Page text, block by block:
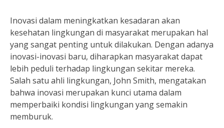
Inovasi dalam meningkatkan kesadaran akan
kesehatan lingkungan di masyarakat merupakan hal
yang sangat penting untuk dilakukan. Dengan adanya
inovasi-inovasi baru, diharapkan masyarakat dapat
lebih peduli terhadap lingkungan sekitar mereka.
Salah satu ahli lingkungan, John Smith, mengatakan
bahwa inovasi merupakan kunci utama dalam
memperbaiki kondisi lingkungan yang semakin
memburuk.